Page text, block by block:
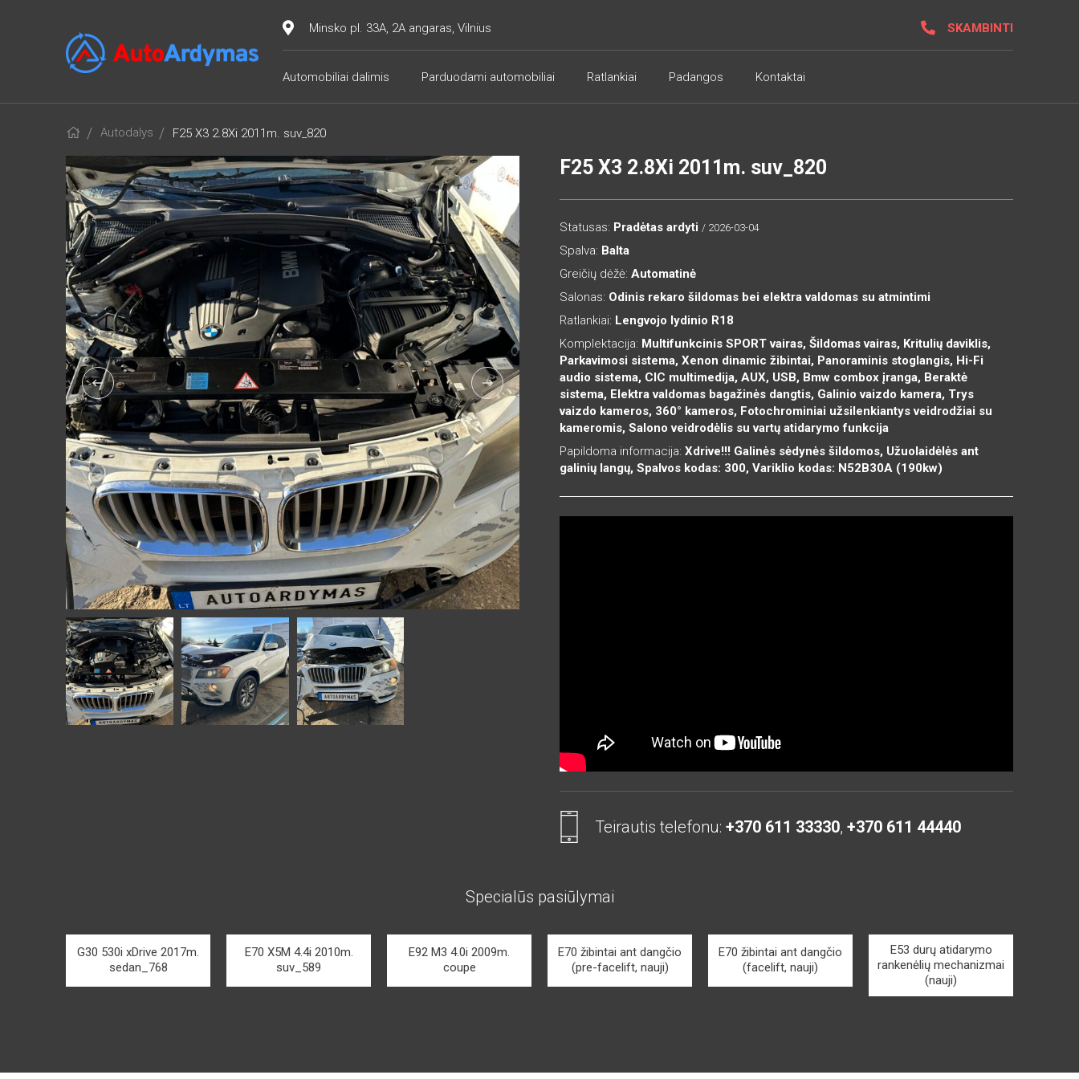
Minsko pl. 33A, 2A angaras, Vilnius SKAMBINTI
Automobiliai dalimis Parduodami automobiliai Ratlankiai Padangos Kontaktai
Autodalys F25 X3 2.8Xi 2011m. suv_820
F25 X3 2.8Xi 2011m. suv_820
Statusas: Pradėtas ardyti / 2026-03-04
Spalva: Balta
Greičių dėžė: Automatinė
Salonas: Odinis rekaro šildomas bei elektra valdomas su atmintimi
Ratlankiai: Lengvojo lydinio R18
Komplektacija: Multifunkcinis SPORT vairas, Šildomas vairas, Kritulių daviklis,
Parkavimosi sistema, Xenon dinamic žibintai, Panoraminis stoglangis, Hi-Fi
audio sistema, CIC multimedija, AUX, USB, Bmw combox įranga, Beraktė
sistema, Elektra valdomas bagažinės dangtis, Galinio vaizdo kamera, Trys
vaizdo kameros, 360° kameros, Fotochrominiai užsilenkiantys veidrodžiai su
kameromis, Salono veidrodėlis su vartų atidarymo funkcija
Papildoma informacija: Xdrive!!! Galinės sėdynės šildomos, Užuolaidėlės ant
galinių langų, Spalvos kodas: 300, Variklio kodas: N52B30A (190kw)
Teirautis telefonu: +370 611 33330, +370 611 44440
Specialūs pasiūlymai
G30 530i xDrive 2017m.
sedan_768
E70 X5M 4.4i 2010m.
suv_589
E92 M3 4.0i 2009m.
coupe
E70 žibintai ant dangčio
(pre-facelift, nauji)
E70 žibintai ant dangčio
(facelift, nauji)
E53 durų atidarymo
rankenėlių mechanizmai
(nauji)